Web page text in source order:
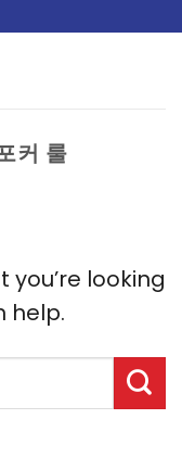
커 룰
you’re looking
help.